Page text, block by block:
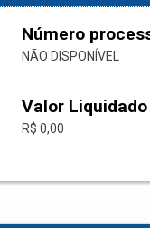
Número
NÃO DISPONÍVEL
Valor Liquidado
R$ 0,00